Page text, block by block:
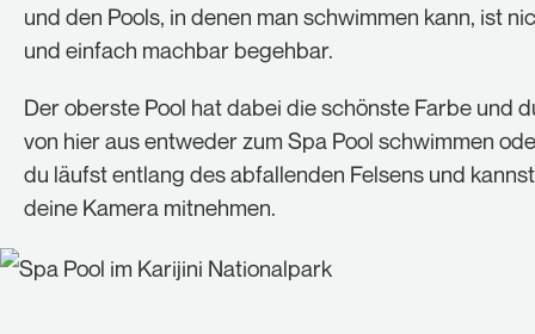
und den Pools, in denen man schwimmen kann, ist
und einfach machbar begehbar.
Der oberste Pool hat dabei die schönste Farbe und
von hier aus entweder zum Spa Pool schwimmen
du läufst entlang des abfallenden Felsens und
deine Kamera mitnehmen.